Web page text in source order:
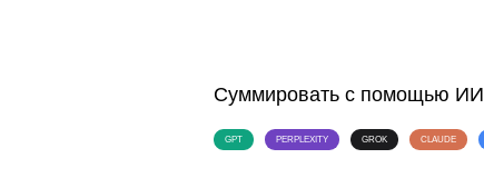
Суммировать с помощью ИИ
GPT PERPLEXITY GROK CLAUDE